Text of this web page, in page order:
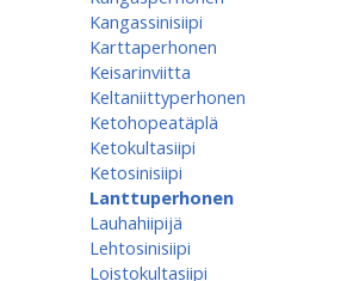
Kangassinisiipi
Karttaperhonen
Keisarinviitta
Keltaniittyperhonen
Ketohopeatäplä
Ketokultasiipi
Ketosinisiipi
Lanttuperhonen
Lauhahiipijä
Lehtosinisiipi
Loistokultasiipi